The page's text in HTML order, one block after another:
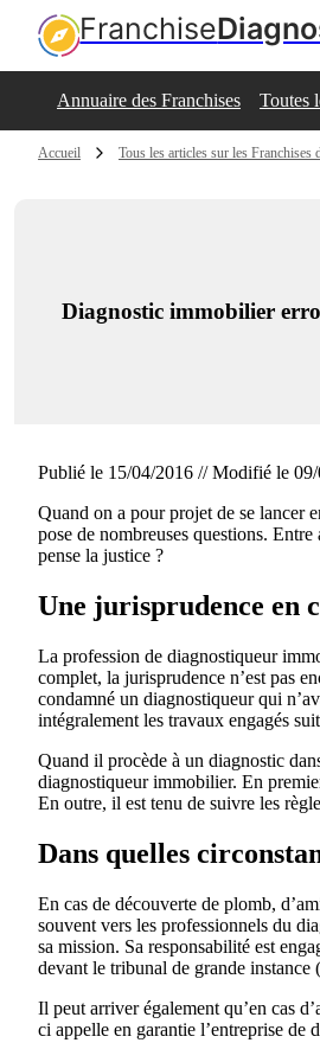
Franchise
Annuaire des Franchises Toutes
Accueil Tous les articles sur les Franchises
Diagnostic immobilier
Publié le 15/04/2016 // Modifié le
Quand on a pour projet de se lancer
pose de nombreuses questions.
pense la justice ?
Une jurisprudence en
La profession de diagnostiqueur
complet, la jurisprudence n’est pas
condamné un diagnostiqueur qui
intégralement les travaux engagés
Quand il procède à un diagnostic
diagnostiqueur immobilier. En
En outre, il est tenu de suivre les
Dans quelles
En cas de découverte de plomb,
souvent vers les professionnels du
sa mission. Sa responsabilité est
devant le tribunal de grande instance
Il peut arriver également qu’en cas
ci appelle en garantie l’entreprise de